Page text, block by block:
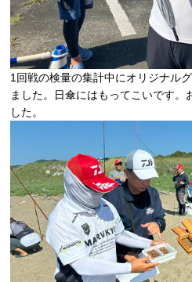
1回戦の検量の集計中にオリジナル
ました。日傘にはもってこいです。
した。